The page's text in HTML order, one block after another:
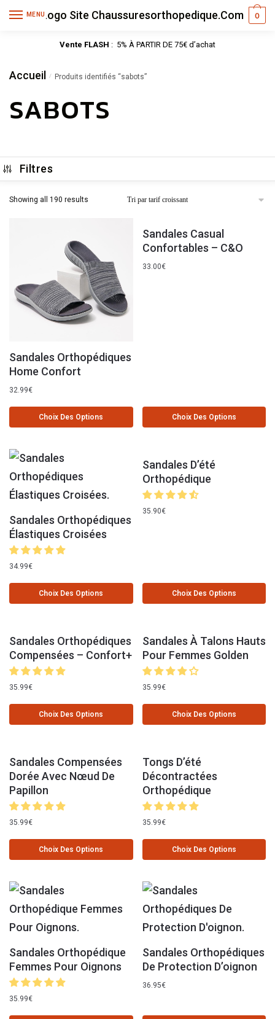
MENU 0
Vente FLASH : 5% À PARTIR DE 75€ d’achat
Accueil / Produits identifiés “sabots”
SABOTS
Filtres
Showing all 190 results
Sandales Orthopédiques
Home Confort
32.99€
Choix Des Options
Sandales Casual
Confortables – C&O
33.00€
Choix Des Options
Sandales Orthopédiques
Élastiques Croisées
34.99€
Choix Des Options
Sandales D’été
Orthopédique
35.90€
Choix Des Options
Sandales Orthopédiques
Compensées – Confort+
35.99€
Choix Des Options
Sandales À Talons Hauts
Pour Femmes Golden
35.99€
Choix Des Options
Sandales Compensées
Dorée Avec Nœud De
Papillon
35.99€
Choix Des Options
Tongs D’été
Décontractées
Orthopédique
35.99€
Choix Des Options
Sandales Orthopédique
Femmes Pour Oignons
35.99€
Sandales Orthopédiques
De Protection D’oignon
36.95€